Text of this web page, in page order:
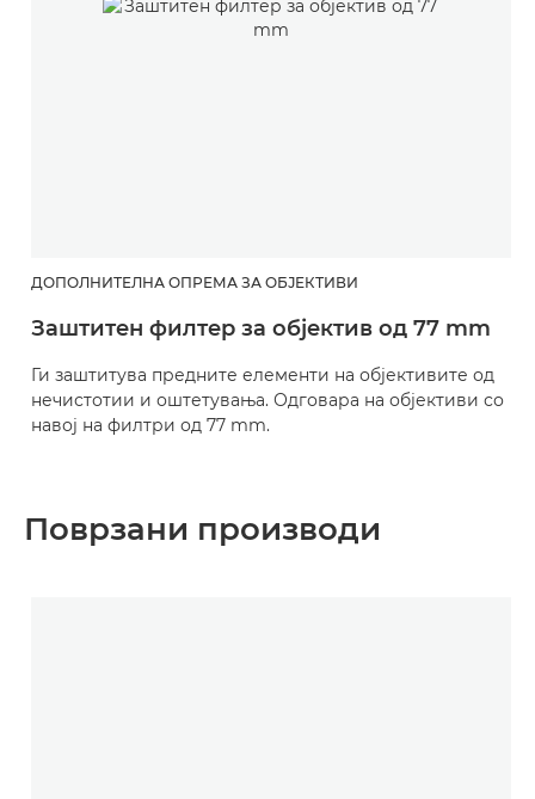
ДОПОЛНИТЕЛНА ОПРЕМА ЗА ОБЈЕКТИВИ
Заштитен филтер за објектив од 77 mm
Ги заштитува предните елементи на објективите од
нечистотии и оштетувања. Одговара на објективи со
навој на филтри од 77 mm.
Поврзани производи